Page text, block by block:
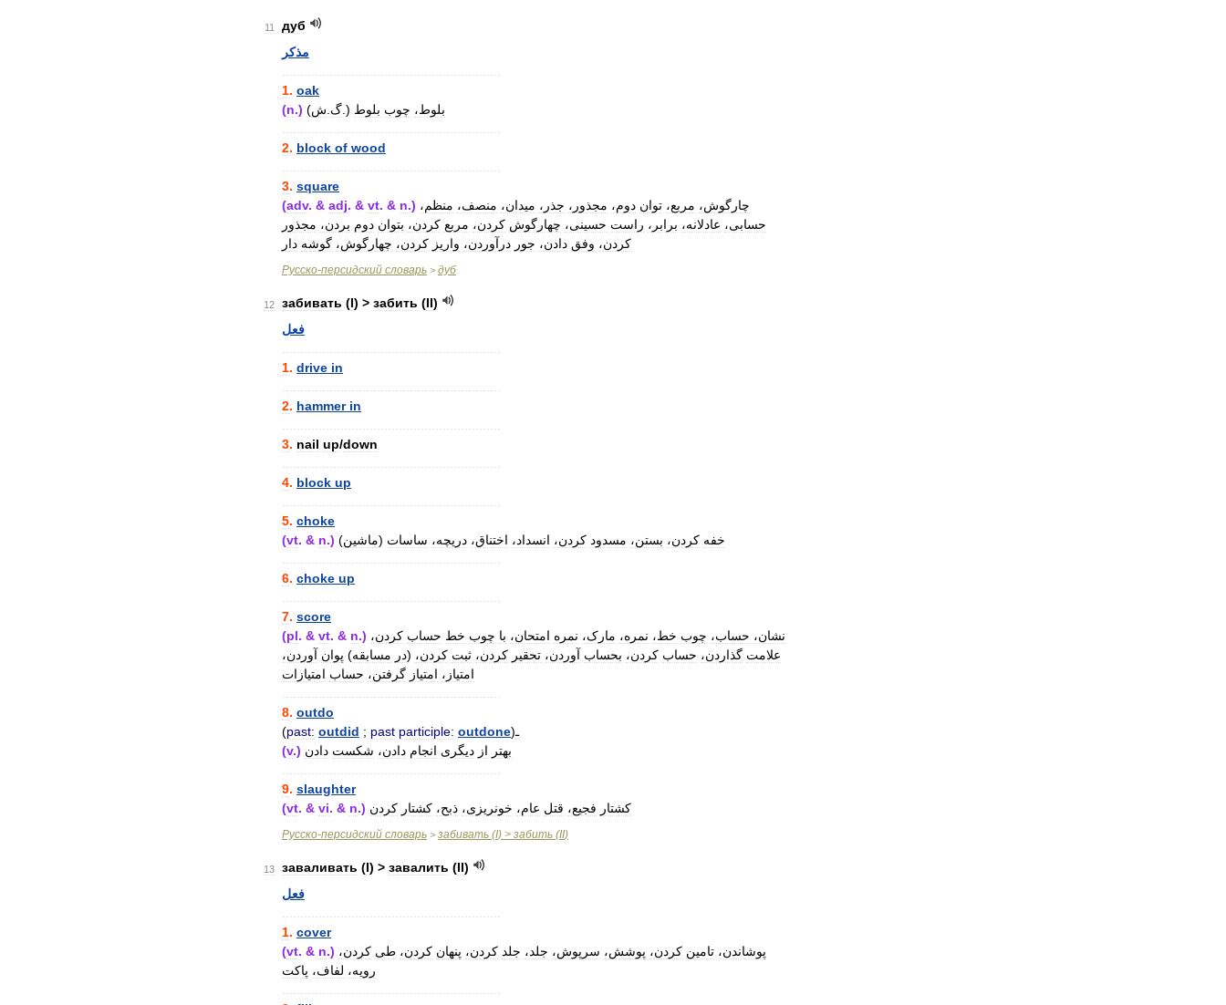
11
дуб
مذکر
1. oak
(n.) ( گ ش .) بلوط، چوب بلوط
2. block of wood
3. square
(adv. & adj. & vt. & n.) چارگوش، مربع، توان دوم، مجذور، جذر، میدان، منصف، منظم،
حسابی، عادلانه، برابر، راست حسینی، چهارگوش کردن، مربع کردن، بتوان دوم بردن، مجذور
کردن، وفق دادن، جور درآوردن، واریز کردن، چهارگوش، گوشه دار
Русско-персидский словарь > дуб
12 забивать (I) > забить (II)
فعل
1. drive in
2. hammer in
3. nail up/down
4. block up
5. choke
(vt. & n.) خفه کردن، بستن، مسدود کردن، انسداد، اختناق، دریچه، ساسات (ماشین)
6. choke up
7. score
(pl. & vt. & n.) نشان، حساب، چوب خط، نمره، مارک، نمره امتحان، با چوب خط حساب کردن،
علامت گذاردن، حساب کردن، بحساب آوردن، تحقیر کردن، ثبت کردن، (در مسابقه) پوان آوردن،
امتیاز، امتیاز گرفتن، حساب امتیازات
8. outdo
(past: outdid ; past participle: outdone)ـ
(v.) بهتر از دیگری انجام دادن، شکست دادن
9. slaughter
(vt. & vi. & n.) کشتار فجیع، قتل عام، خونریزی، ذبح، کشتار کردن
Русско-персидский словарь > забивать (I) > забить (II)
13 заваливать (I) > завалить (II)
فعل
1. cover
(vt. & n.) پوشاندن، تامین کردن، پوشش، سرپوش، جلد، جلد کردن، پنهان کردن، طی کردن،
رویه، لفاف، پاکت